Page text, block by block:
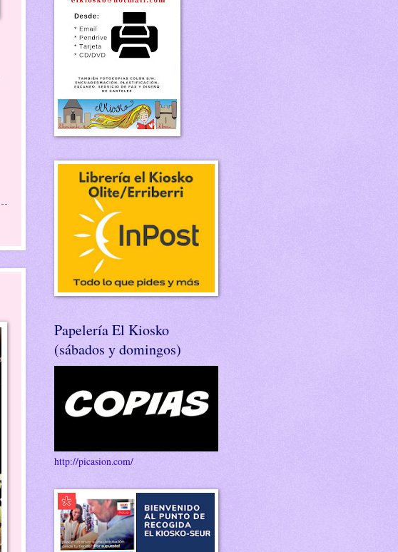
Papelería El Kiosko
(sábados y domingos)
http://picasion.com/